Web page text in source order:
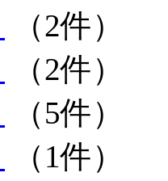
（2件）
（2件）
（5件）
（1件）